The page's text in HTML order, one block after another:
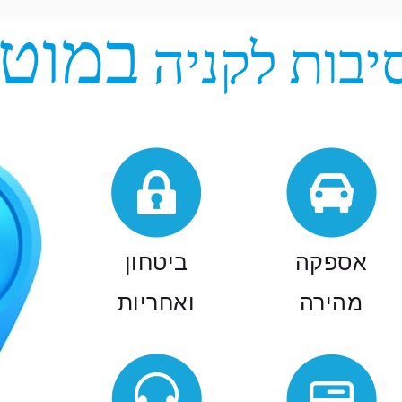
לקניה
אספקה
מהירה
מרבית הרכבים באתר
נמצאים במלאי באספקה
מהירה בפריסה ארצית .
הזמנות של רכבים מהיבואן
האספקה 14 - 21 יום זאת ע"פאספקה
מהירה
ביטחון
ואחריות
האתר עובד בשיתוף עם
חברות הרכב הגדולות
בישראל, כל הרכבים חדשים
עם אחריות יבואן רשמי.
לאחר רכישת השובר באתר
ישירות לחברת הרכב במעמד
קבלת הרכב כך שהעסקאות
ביטחון
ואחריות
קנייה בטוחה שירות
לקוחות